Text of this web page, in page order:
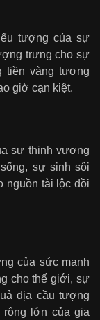
tượng của sự
trưng cho sự
tiền vàng tượng
giờ cạn kiệt.
sự thịnh vượng
sự sinh sôi
nguồn tài lộc dồi
của sức mạnh
cho thế giới, sự
địa cầu tượng
lớn của gia